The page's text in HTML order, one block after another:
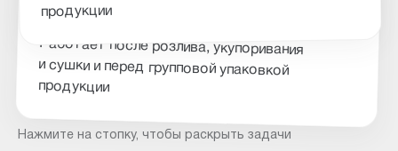
продукции
Встраивается в линию
Работает после розлива, укупоривания
и сушки и перед групповой упаковкой
продукции
Нажмите на стопку, чтобы раскрыть задачи